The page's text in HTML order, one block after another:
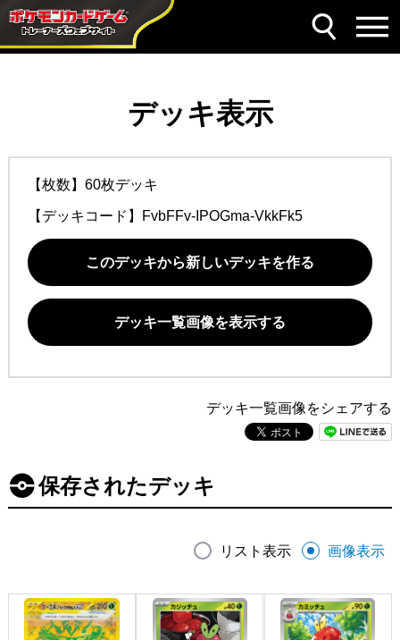
デッキ表示
【枚数】60枚デッキ
【デッキコード】 FvbFFv-IPOGma-VkkFk5
このデッキから新しいデッキを作る
デッキ一覧画像を表示する
デッキ一覧画像をシェアする
保存されたデッキ
リスト表示 画像表示